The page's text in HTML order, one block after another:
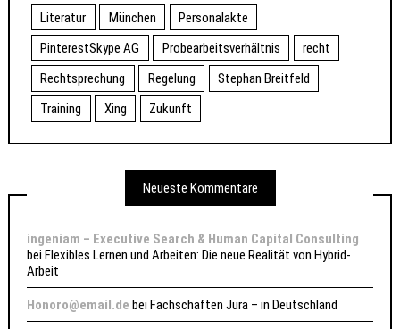
Literatur
München
Personalakte
PinterestSkype AG
Probearbeitsverhältnis
recht
Rechtsprechung
Regelung
Stephan Breitfeld
Training
Xing Zukunft
Neueste Kommentare
ingeniam – Executive Search & Human Capital Consulting
beiFlexibles Lernen und Arbeiten: Die neue Realität von Hybrid-
Arbeit
Honoro@email.de beiFachschaften Jura – in Deutschland